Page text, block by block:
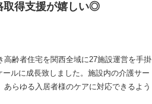
取得支援が嬉しい◎
齢者住宅を関西全域に27施設運営を手掛
ルに成長致しました。施設内の介護サー
らゆる入居者様のケアに対応できるよう